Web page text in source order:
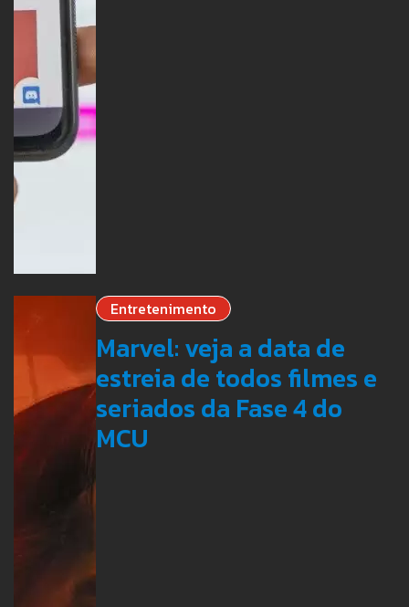
Entretenimento
Marvel: veja a data de
estreia de todos filmes e
seriados da Fase 4 do
MCU